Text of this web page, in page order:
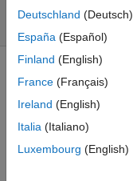
이전 댓글
Deutschland (Deutsch)
España (Español)
Finland (English)
France (Français)
Ireland (English)
Italia (Italiano)
Luxembourg (English)